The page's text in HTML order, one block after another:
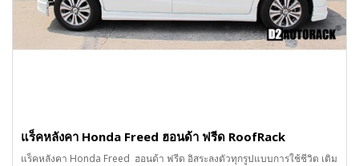
แร็คหลังคา Honda Freed ฮอนด้า ฟรีด RoofRack
แร็คหลังคา Honda Freed ฮอนด้า ฟรีด อิสระลงตัวทุกรูปแบบการใช้ชีวิต เติม